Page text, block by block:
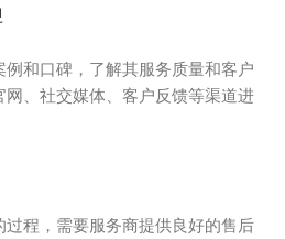
和口碑，了解其服务质量和客户
、社交媒体、客户反馈等渠道进
程，需要服务商提供良好的售后